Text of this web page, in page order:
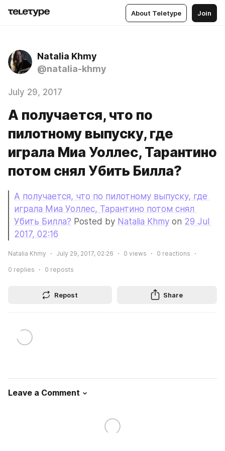
About Teletype Join
Natalia Khmy
@natalia-khmy
July 29, 2017
А получается, что по
пилотному выпуску, где
играла Миа Уоллес, Тарантино
потом снял Убить Билла?
А получается, что по пилотному выпуску, где
играла Миа Уоллес, Тарантино потом снял
Убить Билла? Posted by Natalia Khmy on 29 Jul
2017, 02:16
Natalia Khmy July 29, 2017, 02:26 0 views 0 reactions
0 replies 0 reposts
Repost Share
Leave a Comment